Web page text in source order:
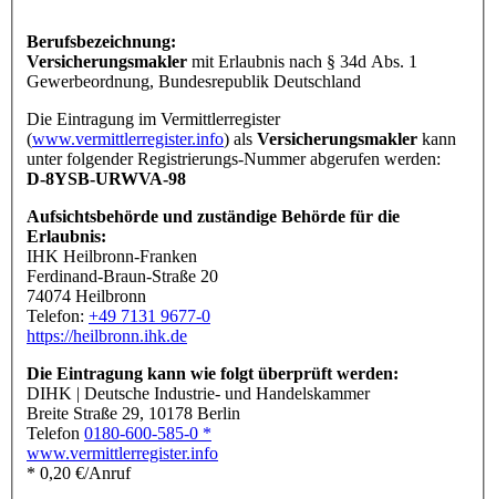
Berufsbezeichnung:
Versicherungsmakler mit Erlaubnis nach § 34d Abs. 1
Gewerbeordnung, Bundesrepublik Deutschland
Die Eintragung im Vermittlerregister
(www.vermittlerregister.info) als Versicherungsmakler kann
unter folgender Registrierungs-Nummer abgerufen werden:
D-8YSB-URWVA-98
Aufsichtsbehörde und zuständige Behörde für die
Erlaubnis:
IHK Heilbronn-Franken
Ferdinand-Braun-Straße 20
74074 Heilbronn
Telefon: +49 7131 9677-0
https://heilbronn.ihk.de
Die Eintragung kann wie folgt überprüft werden:
DIHK | Deutsche Industrie- und Handelskammer
Breite Straße 29, 10178 Berlin
Telefon 0180-600-585-0 *
www.vermittlerregister.info
* 0,20 €/Anruf